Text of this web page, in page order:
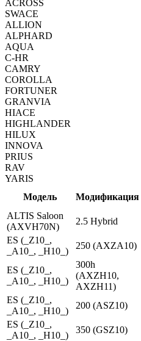
ACROSS
SWACE
ALLION
ALPHARD
AQUA
C-HR
CAMRY
COROLLA
FORTUNER
GRANVIA
HIACE
HIGHLANDER
HILUX
INNOVA
PRIUS
RAV
YARIS
Модель
Модификация
ALTIS Saloon
(AXVH70N)
2.5 Hybrid
ES (_Z10_,
_A10_, _H10_)
250 (AXZA10)
ES (_Z10_,
_A10_, _H10_)
300h
(AXZH10,
AXZH11)
ES (_Z10_,
_A10_, _H10_)
200 (ASZ10)
ES (_Z10_,
_A10_, _H10_)
350 (GSZ10)